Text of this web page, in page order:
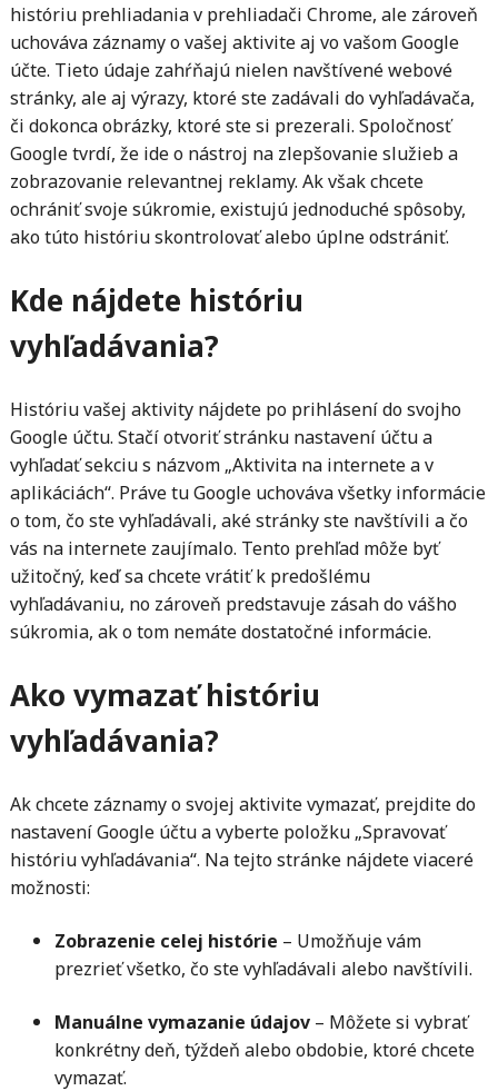
históriu prehliadania v prehliadači Chrome, ale zároveň
uchováva záznamy o vašej aktivite aj vo vašom Google
účte. Tieto údaje zahŕňajú nielen navštívené webové
stránky, ale aj výrazy, ktoré ste zadávali do vyhľadávača,
či dokonca obrázky, ktoré ste si prezerali. Spoločnosť
Google tvrdí, že ide o nástroj na zlepšovanie služieb a
zobrazovanie relevantnej reklamy. Ak však chcete
ochrániť svoje súkromie, existujú jednoduché spôsoby,
ako túto históriu skontrolovať alebo úplne odstrániť.
Kde nájdete históriu
vyhľadávania?
Históriu vašej aktivity nájdete po prihlásení do svojho
Google účtu. Stačí otvoriť stránku nastavení účtu a
vyhľadať sekciu s názvom „Aktivita na internete a v
aplikáciách“. Práve tu Google uchováva všetky informácie
o tom, čo ste vyhľadávali, aké stránky ste navštívili a čo
vás na internete zaujímalo. Tento prehľad môže byť
užitočný, keď sa chcete vrátiť k predošlému
vyhľadávaniu, no zároveň predstavuje zásah do vášho
súkromia, ak o tom nemáte dostatočné informácie.
Ako vymazať históriu
vyhľadávania?
Ak chcete záznamy o svojej aktivite vymazať, prejdite do
nastavení Google účtu a vyberte položku „Spravovať
históriu vyhľadávania“. Na tejto stránke nájdete viaceré
možnosti:
Zobrazenie celej histórie – Umožňuje vám
prezrieť všetko, čo ste vyhľadávali alebo navštívili.
Manuálne vymazanie údajov– Môžete si vybrať
konkrétny deň, týždeň alebo obdobie, ktoré chcete
vymazať.